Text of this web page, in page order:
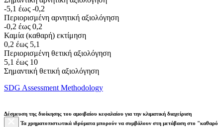
-5,1 έως -0,2
Περιορισμένη αρνητική αξιολόγηση
-0,2 έως 0,2
Καμία (καθαρή) εκτίμηση
0,2 έως 5,1
Περιορισμένη θετική αξιολόγηση
5,1 έως 10
Σημαντική θετική αξιολόγηση
SDG Assessment Methodology
Δέσμευση της διοίκησης του αμοιβαίου κεφαλαίου για την κλιματική διαχείριση
Τα χρηματοπιστωτικά ιδρύματα μπορούν να συμβάλουν στη μετάβαση στο "καθαρό